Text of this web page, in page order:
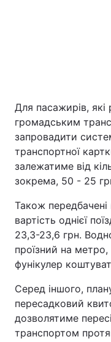
Для пасажирів,
громадським
запровадити
транспортної
залежатиме від
зокрема, 50 - 25
Також передбачені
вартість однієї
23,3-23,6 грн.
проїзний на
фунікулер
Серед іншого,
пересадковий
дозволятиме
транспортом